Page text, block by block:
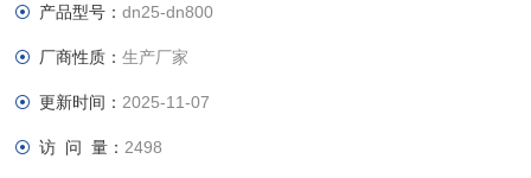
里，以橡胶的耐腐蚀性和耐高温性很高的对输送管路起到保护作
产品型号：dn25-dn800
厂商性质：生产厂家
更新时间： 2025-11-07
访 问 量： 2498